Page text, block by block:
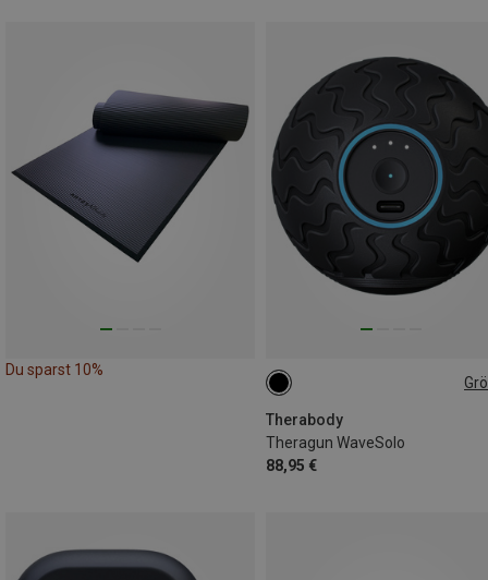
Du sparst 10%
Therabody
Theragun WaveSolo
88,95 €
ONE SIZE